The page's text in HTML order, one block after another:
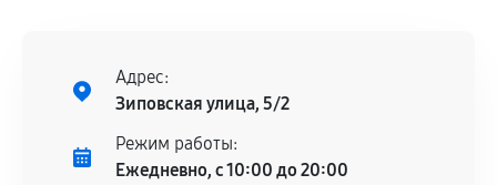
нормальной эксплуатации в течение
гарантийного срока.
Несоответствие комплектующей заявленным
техническим характеристикам.
Адрес:
Зиповская улица, 5/2
Режим работы:
Ежедневно, с 10:00 до 20:00